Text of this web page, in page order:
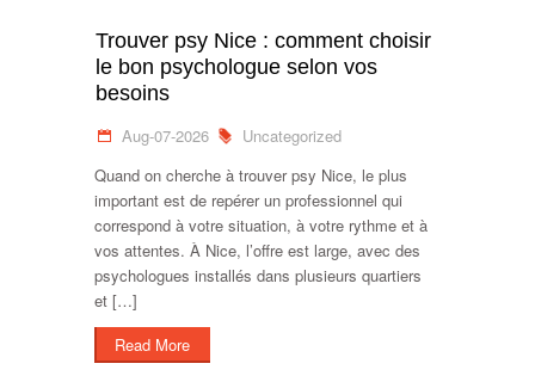
Trouver psy Nice : comment choisir
le bon psychologue selon vos
besoins
Aug-07-2026
Uncategorized
Quand on cherche à trouver psy Nice, le plus
important est de repérer un professionnel qui
correspond à votre situation, à votre rythme et à
vos attentes. À Nice, l’offre est large, avec des
psychologues installés dans plusieurs quartiers
et […]
Read More